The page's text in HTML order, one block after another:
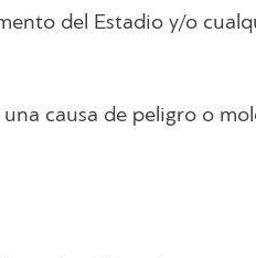
del Estadio y/o
causa de peligro o